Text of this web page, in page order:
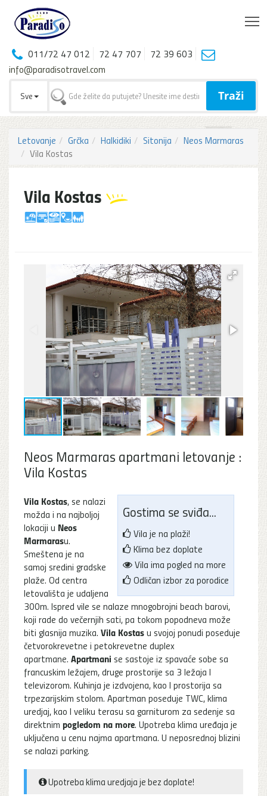
011/72 47 012 72 47 707
72 39 603
info@paradisotravel.com
Sve Traži
Letovanje Grčka Halkidiki Sitonija
Neos Marmaras
Vila Kostas
Vila Kostas
Neos Marmaras apartmani letovanje :
Vila Kostas
Gostima se sviđa...
Vila je na plaži!
Klima bez doplate
Vila ima pogled na more
Odličan izbor za porodice
Vila Kostas, se nalazi
možda i na najboljoj
lokaciji u Neos
Marmarasu.
Smeštena je na
samoj sredini gradske
plaže. Od centra
letovališta je udaljena
300m. Ispred vile se nalaze mnogobrojni beach barovi,
koji rade do večernjih sati, pa tokom popodneva može
biti glasnija muzika. Vila Kostasu svojoj ponudi poseduje
četvorokrevetne i petokrevetne duplex
apartmane. Apartmani se sastoje iz spavaće sobe sa
francuskim ležajem, druge prostorije sa 3 ležaja I
televizorom. Kuhinja je izdvojena, kao I prostorija sa
trpezarijskim stolom. Apartman poseduje TWC, klima
uredjaj, kao I veliku terasu sa garniturom za sedenje sa
direktnim pogledom na more. Upotreba klima uređaja je
uključena u cenu najma apartmana. U neposrednoj blizini
se nalazi parking.
Upotreba klima uredjaja je bez doplate!